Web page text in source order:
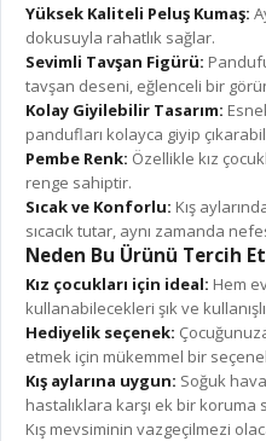
Yüksek Kaliteli Peluş Kumaş:
dokusuyla rahatlık sağlar.
Sevimli Tavşan Figürü:
tavşan deseni, eğlenceli bir
Kolay Giyilebilir Tasarım:
pandufları kolayca giyip
Pembe Renk: Özellikle kız
renge sahiptir.
Sıcak ve Konforlu: Kış
sıcacık tutar, aynı zamanda
Neden Bu Ürünü Tercih
Kız çocukları için ideal: Hem
kullanabilecekleri şık ve
Hediyelik seçenek:
etmek için mükemmel bir
Kış aylarına uygun: Soğuk
hastalıklara karşı ek bir koruma
Kış mevsiminin vazgeçilmezi